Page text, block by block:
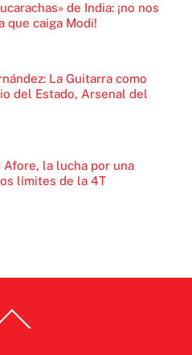
de India: ¡no nos
que caiga Modi!
La Guitarra como
del Estado, Arsenal del
Afore, la lucha por una
límites de la 4T
To